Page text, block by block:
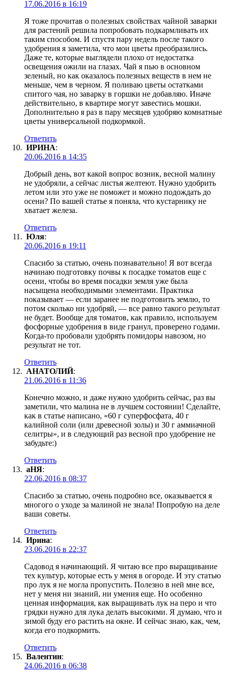
17.06.2016 в 16:19
Я тоже прочитав о полезных свойствах чайной заварки
для растений решила попробовать подкармливать их
таким способом. И спустя пару недель после такого
удобрения я заметила, что мои цветы преобразились.
Даже те, которые выглядели плохо от недостатка
освещения ожили на глазах. Чай я пью в основном
зеленый, но как оказалось полезных веществ в нем не
меньше, чем в черном. Я поливаю цветы остатками
спитого чая, но заварку в горшки не добавляю. Иначе
действительно, в квартире могут завестись мошки.
Дополнительно я раз в пару месяцев удобряю комнатные
цветы универсальной подкормкой.
Ответить
ИРИНА:
20.06.2016 в 14:35
Добрый день, вот какой вопрос возник, весной малину
не удобряли, а сейчас листья желтеют. Нужно удобрить
летом или это уже не поможет и можно подождать до
осени? По вашей статье я поняла, что кустарнику не
хватает железа.
Ответить
Юля:
20.06.2016 в 19:11
Спасибо за статью, очень познавательно! Я вот всегда
начинаю подготовку почвы к посадке томатов еще с
осени, чтобы во время посадки земля уже была
насыщена необходимыми элементами. Практика
показывает — если заранее не подготовить землю, то
потом сколько ни удобряй, — все равно такого результат
не будет. Вообще для томатов, как правило, используем
фосфорные удобрения в виде гранул, проверено годами.
Когда-то пробовали удобрять помидоры навозом, но
результат не тот.
Ответить
АНАТОЛИЙ:
21.06.2016 в 11:36
Конечно можно, и даже нужно удобрить сейчас, раз вы
заметили, что малина не в лучшем состоянии! Сделайте,
как в статье написано, «60 г суперфосфата, 40 г
калийной соли (или древесной золы) и 30 г аммиачной
селитры», и в следующий раз весной про удобрение не
забудьте:)
Ответить
аНЯ:
22.06.2016 в 08:37
Спасибо за статью, очень подробно все, оказывается я
многого о уходе за малиной не знала! Попробую на деле
ваши советы.
Ответить
Ирина:
23.06.2016 в 22:37
Садовод я начинающий. Я читаю все про выращивание
тех культур, которые есть у меня в огороде. И эту статью
про лук я не могла пропустить. Полезно в ней мне все,
нет у меня ни знаний, ни умения еще. Но особенно
ценная информация, как выращивать лук на перо и что
грядки нужно для лука делать высокими. Я думаю, что и
зимой буду его растить на окне. И сейчас знаю, как, чем,
когда его подкормить.
Ответить
Валентин:
24.06.2016 в 06:38